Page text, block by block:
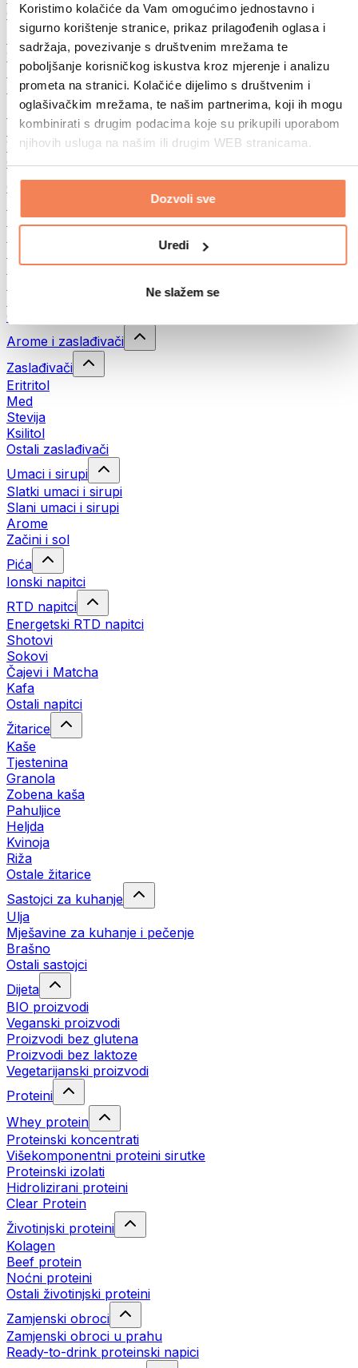
Koristimo kolačiće da Vam omogućimo jednostavno i
sigurno korištenje stranice, prikaz prilagođenih oglasa i
sadržaja, povezivanje s društvenim mrežama te
poboljšanje korisničkog iskustva kroz mjerenje i analizu
prometa na stranici. Kolačiće dijelimo s društvenim i
oglašivačkim mrežama, te našim partnerima, koji ih mogu
kombinirati s drugim podacima koje su prikupili uporabom
njihovih usluga na našim ili drugim WEB stranicama.
Dozvoli sve
Uredi
Ne slažem se
Ostalo
Maslac od oraha
100% namazi iz orašastih plodova
Slatki namazi od orašastih plodova
Proteinski namazi od orašastih plodova
Superfood
Zelena superhrana
Vlakna
Ostala superhrana
Grickalice
Suho meso
Proteinski čips
Ostali snackovi
Arome i zaslađivači
Zaslađivači
Eritritol
Med
Stevija
Ksilitol
Ostali zaslađivači
Umaci i sirupi
Slatki umaci i sirupi
Slani umaci i sirupi
Arome
Začini i sol
Pića
Ionski napitci
RTD napitci
Energetski RTD napitci
Shotovi
Sokovi
Čajevi i Matcha
Kafa
Ostali napitci
Žitarice
Kaše
Tjestenina
Granola
Zobena kaša
Pahuljice
Heljda
Kvinoja
Riža
Ostale žitarice
Sastojci za kuhanje
Ulja
Mješavine za kuhanje i pečenje
Brašno
Ostali sastojci
Dijeta
BIO proizvodi
Veganski proizvodi
Proizvodi bez glutena
Proizvodi bez laktoze
Vegetarijanski proizvodi
Proteini
Whey protein
Proteinski koncentrati
Višekomponentni proteini sirutke
Proteinski izolati
Hidrolizirani proteini
Clear Protein
Životinjski proteini
Kolagen
Beef protein
Noćni proteini
Ostali životinjski proteini
Zamjenski obroci
Zamjenski obroci u prahu
Ready-to-drink proteinski napici